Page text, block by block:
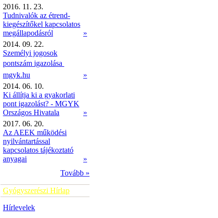
2016. 11. 23.
Tudnivalók az étrend-
kiegészítőkel kapcsolatos
megállapodásról
»
2014. 09. 22.
Személyi jogosok
pontszám igazolása 
mgyk.hu
»
2014. 06. 10.
Ki állítja ki a gyakorlati
pont igazolást? - MGYK
Országos Hivatala
»
2017. 06. 20.
Az AEEK működési
nyilvántartással
kapcsolatos tájékoztató
anyagai
»
Tovább »
Gyógyszerészi Hírlap
Hírlevelek